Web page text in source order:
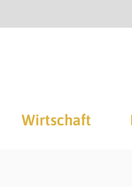
Wirtschaft